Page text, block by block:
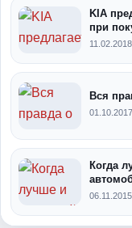
KIA
при
11.02.2018
Вся
01.10.2017
Когда
06.11.2015